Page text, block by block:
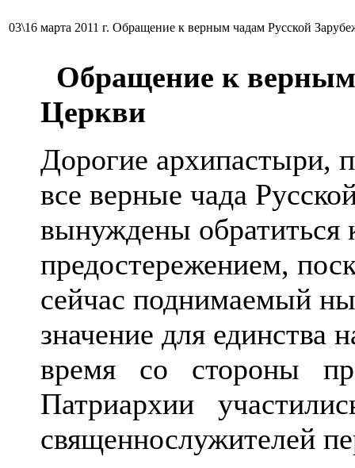
03\16 марта 2011 г. Обращение к верным чадам Русской
Обращение к верным
Церкви
Дорогие архипастыри,
все верные чада
вынуждены обратиться
предостережением,
сейчас поднимаемый
значение для
время со стороны
Патриархии
священнослужителей